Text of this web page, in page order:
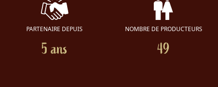
PARTENAIRE DEPUIS
5 ans
NOMBRE DE PRODUCTEURS
49